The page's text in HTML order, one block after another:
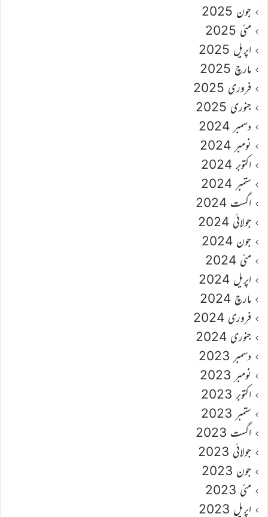
جون 2025
مئی 2025
اپریل 2025
مارچ 2025
فروری 2025
جنوری 2025
دسمبر 2024
نومبر 2024
اکتوبر 2024
ستمبر 2024
اگست 2024
جولائی 2024
جون 2024
مئی 2024
اپریل 2024
مارچ 2024
فروری 2024
جنوری 2024
دسمبر 2023
نومبر 2023
اکتوبر 2023
ستمبر 2023
اگست 2023
جولائی 2023
جون 2023
مئی 2023
اپریل 2023